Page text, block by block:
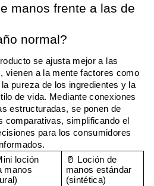
manos frente a las de
normal?
se ajusta mejor a las
vienen a la mente factores como
pureza de los ingredientes y la
de vida. Mediante conexiones
estructuradas, se ponen de
comparativas, simplificando el
para los consumidores
loción
manos
🥛 Loción de
manos estándar
(sintética)